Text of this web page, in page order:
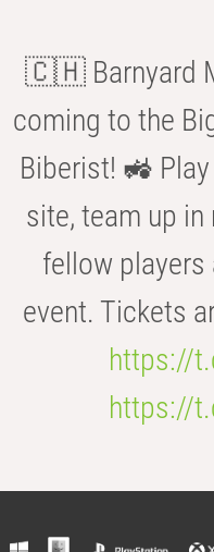
🇨🇭 Barnyard
coming to the
Biberist! 🚜
site, team up
fellow players
event. Tickets
https://
https://